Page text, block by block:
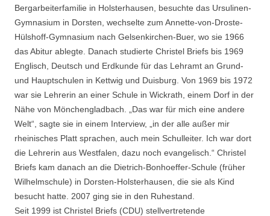
Bergarbeiterfamilie in Holsterhausen, besuchte das Ursulinen-
Gymnasium in Dorsten, wechselte zum Annette-von-Droste-
Hülshoff-Gymnasium nach Gelsenkirchen-Buer, wo sie 1966
das Abitur ablegte. Danach studierte Christel Briefs bis 1969
Englisch, Deutsch und Erdkunde für das Lehramt an Grund-
und Hauptschulen in Kettwig und Duisburg. Von 1969 bis 1972
war sie Lehrerin an einer Schule in Wickrath, einem Dorf in der
Nähe von Mönchengladbach. „Das war für mich eine andere
Welt“, sagte sie in einem Interview, „in der alle außer mir
rheinisches Platt sprachen, auch mein Schulleiter. Ich war dort
die Lehrerin aus Westfalen, dazu noch evangelisch.“ Christel
Briefs kam danach an die Dietrich-Bonhoeffer-Schule (früher
Wilhelmschule) in Dorsten-Holsterhausen, die sie als Kind
besucht hatte. 2007 ging sie in den Ruhestand.
Seit 1999 ist Christel Briefs (CDU) stellvertretende